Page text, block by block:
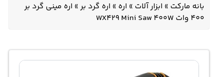
بانه مارکت » ابزار آلات » اره » اره گرد بر» اره مینی گرد بر
400 وات WX429 Mini Saw 400W